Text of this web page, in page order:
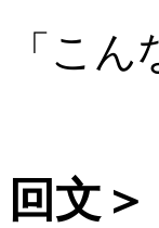
「こん
回文